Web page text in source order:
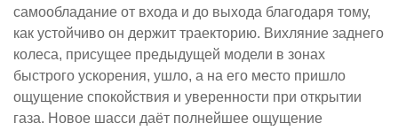
самообладание от входа и до выхода благодаря тому,
как устойчиво он держит траекторию. Вихляние заднего
колеса, присущее предыдущей модели в зонах
быстрого ускорения, ушло, а на его место пришло
ощущение спокойствия и уверенности при открытии
газа. Новое шасси даёт полнейшее ощущение